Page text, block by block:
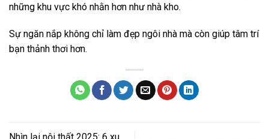
những khu vực khó nhằn hơn như nhà kho.
Sự ngăn nắp không chỉ làm đẹp ngôi nhà mà còn giúp tâm trí
bạn thảnh thơi hơn.